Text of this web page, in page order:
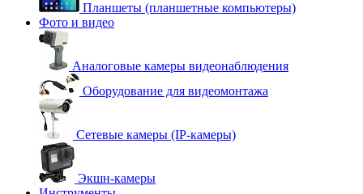
Планшеты (планшетные компьютеры)
Фото и видео
Аналоговые камеры видеонаблюдения
Оборудование для видеомонтажа
Сетевые камеры (IP-камеры)
Экшн-камеры